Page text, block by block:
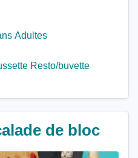
Adultes
Resto/buvette
de bloc